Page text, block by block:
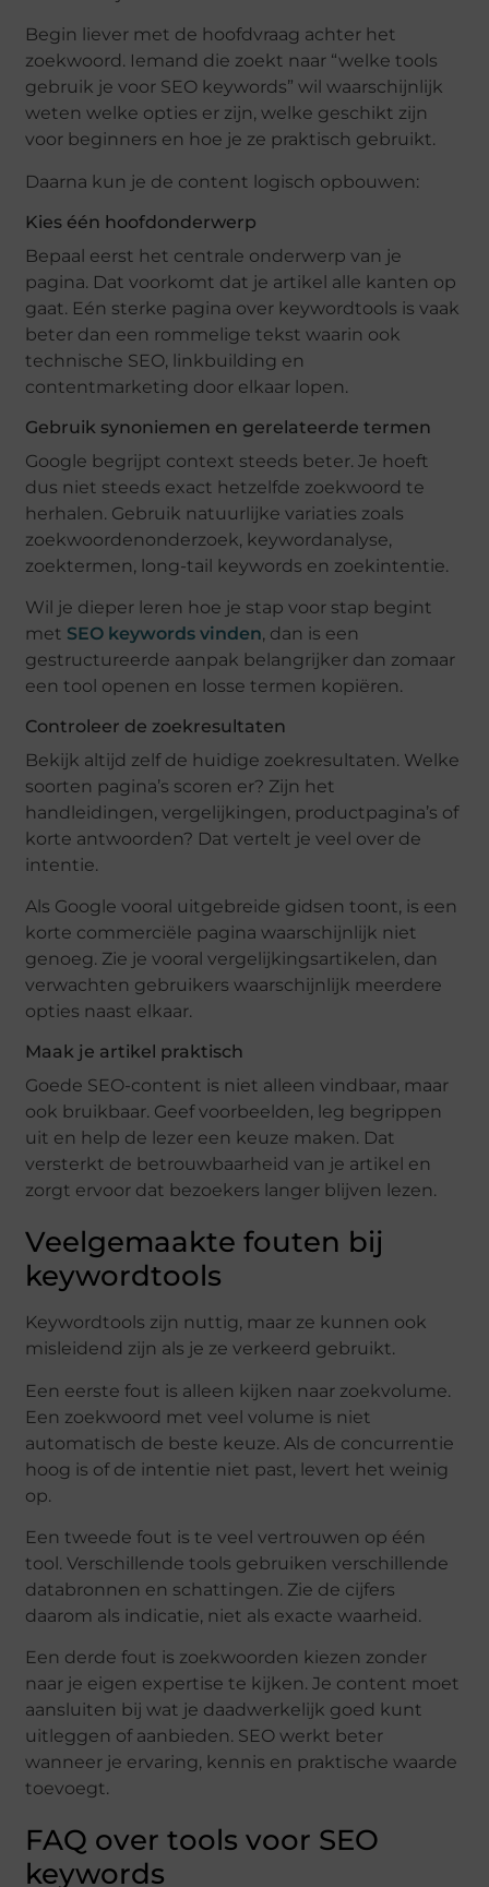
Begin liever met de hoofdvraag achter het
zoekwoord. Iemand die zoekt naar “welke tools
gebruik je voor SEO keywords” wil waarschijnlijk
weten welke opties er zijn, welke geschikt zijn
voor beginners en hoe je ze praktisch gebruikt.
Daarna kun je de content logisch opbouwen:
Kies één hoofdonderwerp
Bepaal eerst het centrale onderwerp van je
pagina. Dat voorkomt dat je artikel alle kanten op
gaat. Eén sterke pagina over keywordtools is vaak
beter dan een rommelige tekst waarin ook
technische SEO, linkbuilding en
contentmarketing door elkaar lopen.
Gebruik synoniemen en gerelateerde termen
Google begrijpt context steeds beter. Je hoeft
dus niet steeds exact hetzelfde zoekwoord te
herhalen. Gebruik natuurlijke variaties zoals
zoekwoordenonderzoek, keywordanalyse,
zoektermen, long-tail keywords en zoekintentie.
Wil je dieper leren hoe je stap voor stap begint
met SEO keywords vinden, dan is een
gestructureerde aanpak belangrijker dan zomaar
een tool openen en losse termen kopiëren.
Controleer de zoekresultaten
Bekijk altijd zelf de huidige zoekresultaten. Welke
soorten pagina’s scoren er? Zijn het
handleidingen, vergelijkingen, productpagina’s of
korte antwoorden? Dat vertelt je veel over de
intentie.
Als Google vooral uitgebreide gidsen toont, is een
korte commerciële pagina waarschijnlijk niet
genoeg. Zie je vooral vergelijkingsartikelen, dan
verwachten gebruikers waarschijnlijk meerdere
opties naast elkaar.
Maak je artikel praktisch
Goede SEO-content is niet alleen vindbaar, maar
ook bruikbaar. Geef voorbeelden, leg begrippen
uit en help de lezer een keuze maken. Dat
versterkt de betrouwbaarheid van je artikel en
zorgt ervoor dat bezoekers langer blijven lezen.
Veelgemaakte fouten bij
keywordtools
Keywordtools zijn nuttig, maar ze kunnen ook
misleidend zijn als je ze verkeerd gebruikt.
Een eerste fout is alleen kijken naar zoekvolume.
Een zoekwoord met veel volume is niet
automatisch de beste keuze. Als de concurrentie
hoog is of de intentie niet past, levert het weinig
op.
Een tweede fout is te veel vertrouwen op één
tool. Verschillende tools gebruiken verschillende
databronnen en schattingen. Zie de cijfers
daarom als indicatie, niet als exacte waarheid.
Een derde fout is zoekwoorden kiezen zonder
naar je eigen expertise te kijken. Je content moet
aansluiten bij wat je daadwerkelijk goed kunt
uitleggen of aanbieden. SEO werkt beter
wanneer je ervaring, kennis en praktische waarde
toevoegt.
FAQ over tools voor SEO
keywords